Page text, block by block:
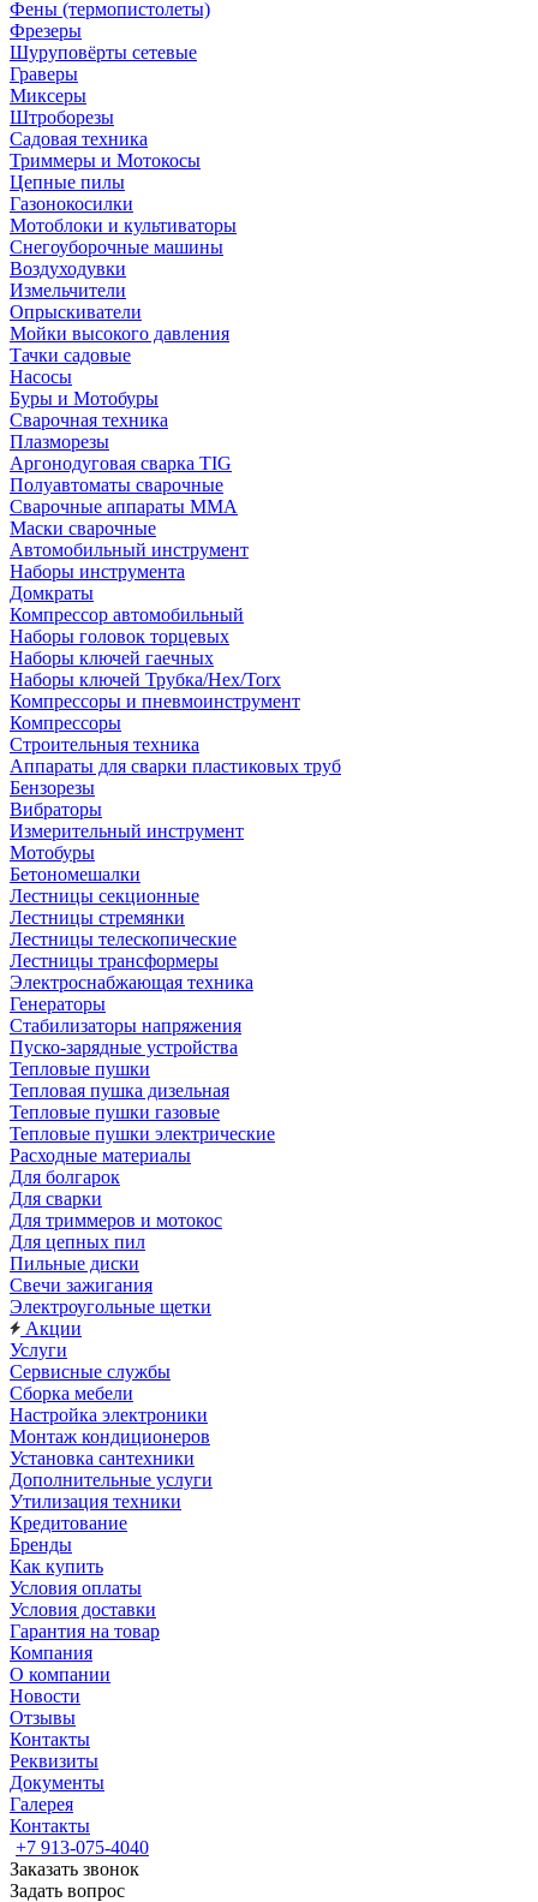
Фены (термопистолеты)
Фрезеры
Шуруповёрты сетевые
Граверы
Миксеры
Штроборезы
Садовая техника
Триммеры и Мотокосы
Цепные пилы
Газонокосилки
Мотоблоки и культиваторы
Снегоуборочные машины
Воздуходувки
Измельчители
Опрыскиватели
Мойки высокого давления
Тачки садовые
Насосы
Буры и Мотобуры
Сварочная техника
Плазморезы
Аргонодуговая сварка TIG
Полуавтоматы сварочные
Сварочные аппараты ММА
Маски сварочные
Автомобильный инструмент
Наборы инструмента
Домкраты
Компрессор автомобильный
Наборы головок торцевых
Наборы ключей гаечных
Наборы ключей Трубка/Hex/Torx
Компрессоры и пневмоинструмент
Компрессоры
Строительныя техника
Аппараты для сварки пластиковых труб
Бензорезы
Вибраторы
Измерительный инструмент
Мотобуры
Бетономешалки
Лестницы секционные
Лестницы стремянки
Лестницы телескопические
Лестницы трансформеры
Электроснабжающая техника
Генераторы
Стабилизаторы напряжения
Пуско-зарядные устройства
Тепловые пушки
Тепловая пушка дизельная
Тепловые пушки газовые
Тепловые пушки электрические
Расходные материалы
Для болгарок
Для сварки
Для триммеров и мотокос
Для цепных пил
Пильные диски
Свечи зажигания
Электроугольные щетки
Акции
Услуги
Сервисные службы
Сборка мебели
Настройка электроники
Монтаж кондиционеров
Установка сантехники
Дополнительные услуги
Утилизация техники
Кредитование
Бренды
Как купить
Условия оплаты
Условия доставки
Гарантия на товар
Компания
О компании
Новости
Отзывы
Контакты
Реквизиты
Документы
Галерея
Контакты
+7 913-075-4040
Заказать звонок
Задать вопрос